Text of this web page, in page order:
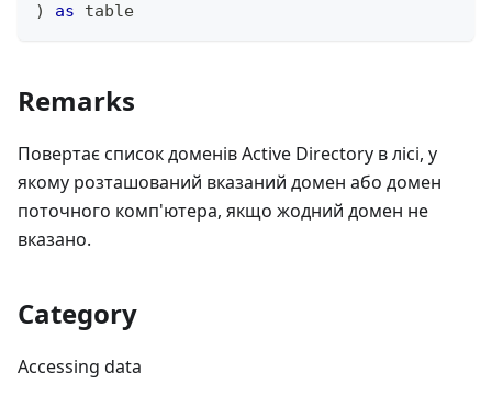
)
as table
Remarks
Повертає список доменів Active Directory в лісі, у
якому розташований вказаний домен або домен
поточного комп'ютера, якщо жодний домен не
вказано.
Category
Accessing data